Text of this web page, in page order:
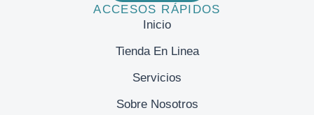
ACCESOS RÁPIDOS
Inicio
Tienda En Linea
Servicios
Sobre Nosotros